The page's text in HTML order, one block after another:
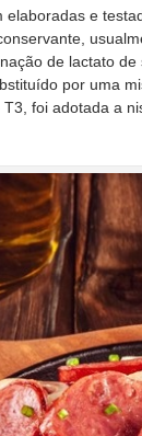
e
de lactato
por uma
foi adotada a